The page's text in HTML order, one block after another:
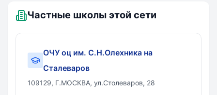
своими корнями уходит в далекое
прошлое. Дополнительная
«Металлопластика» является
прикладной, носит практико-
направлена на овладение основными
Частные школы этой сети
ОЧУ оц им. С.Н.Олехника на
Сталеваров
109129, Г.МОСКВА, ул.Столеваров, 28